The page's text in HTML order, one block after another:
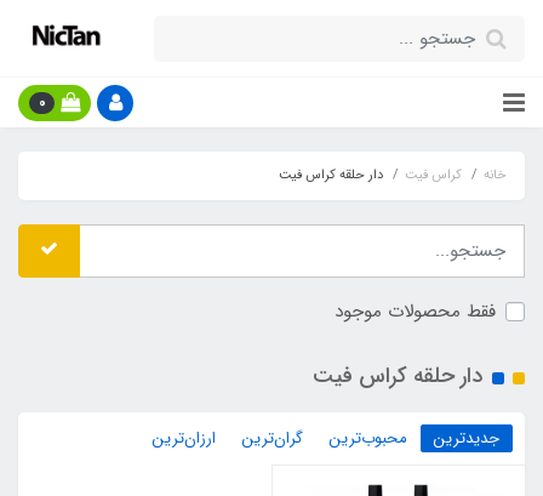
0
خانه کراس فیت دار حلقه کراس فیت
فقط محصولات موجود
دار حلقه کراس فیت
جدیدترین محبوب‌ترین گران‌ترین ارزان‌ترین